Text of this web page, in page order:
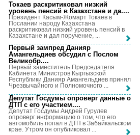
Токаев раскритиковал низкий
уровень пенсий в Казахстане и да....
Президент Касым-Жомарт Токаев в
Послании народу Казахстана
раскритиковал низкий уровень пенсий в
Казахстане и дал поручение, ...
Первый зампред Данияр
Амангельдиев обсудил с Послом
Великобр....
Первый заместитель Председателя
Кабинета Министров Кыргызской
Республики Данияр Амангельдиев принял
Чрезвычайного и Полномочного ...
Депутат Госдумы опроверг данные о
ДТП с его участием....
Депутат Госдумы Андрей Гурулев
опроверг информацию о том, что его
автомобиль попал в ДТП в Забайкальском
крае. Утром он опубликовал ...